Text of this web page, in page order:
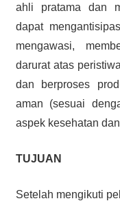
ahli pratama dan
dapat
mengawasi,
darurat atas
dan berproses
aman (sesuai
aspek kesehatan
TUJUAN
Setelah mengikuti